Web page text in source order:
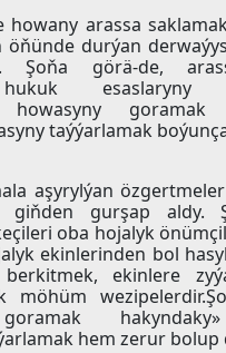
howany arassa
öňünde durýan
Şoňa görä-de,
esaslaryny
howasyny goramak
taýýarlamak
aşyrylýan
giňden gurşap aldy.
oba hojalyk
ekinlerinden bol
berkitmek, ekinlere
möhüm
hem zerur bolup